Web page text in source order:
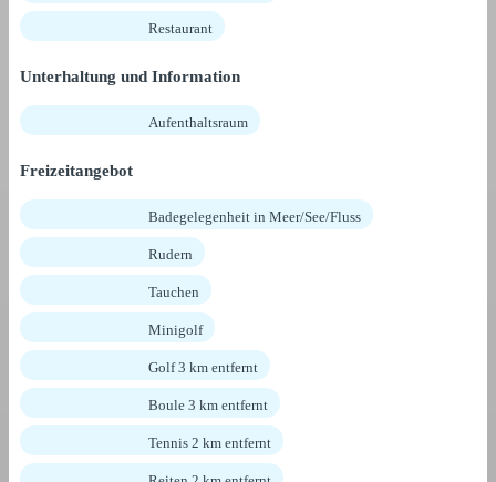
Restaurant
Unterhaltung und Information
Aufenthaltsraum
Freizeitangebot
Badegelegenheit in Meer/See/Fluss
Rudern
Tauchen
Minigolf
Golf 3 km entfernt
Boule 3 km entfernt
Tennis 2 km entfernt